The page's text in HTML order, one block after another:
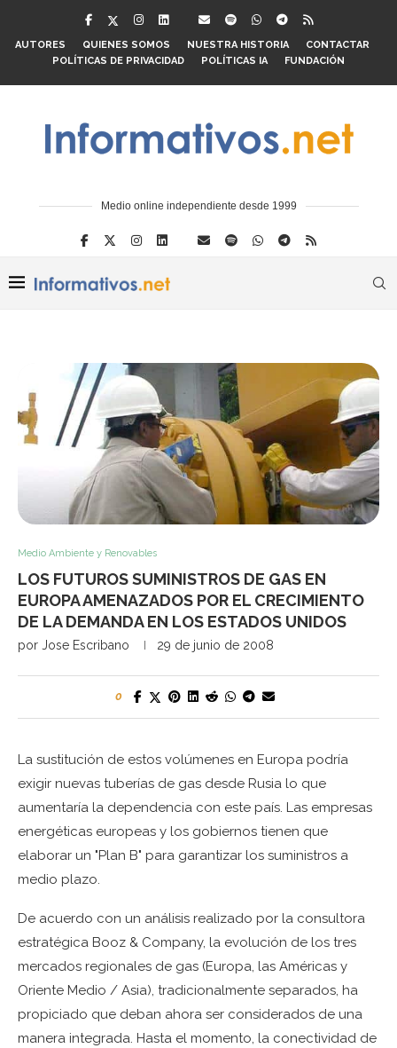
AUTORES QUIENES SOMOS NUESTRA HISTORIA
CONTACTAR
POLÍTICAS DE PRIVACIDAD
POLÍTICAS IA FUNDACIÓN
Medio online independiente desde 1999
Medio Ambiente y Renovables
LOS FUTUROS SUMINISTROS DE GAS EN
EUROPA AMENAZADOS POR EL CRECIMIENTO
DE LA DEMANDA EN LOS ESTADOS UNIDOS
por Jose Escribano 29 de junio de 2008
0
La sustitución de estos volúmenes en Europa podría
exigir nuevas tuberías de gas desde Rusia lo que
aumentaría la dependencia con este país. Las empresas
energéticas europeas y los gobiernos tienen que
elaborar un "Plan B" para garantizar los suministros a
medio plazo.
De acuerdo con un análisis realizado por la consultora
estratégica Booz & Company, la evolución de los tres
mercados regionales de gas (Europa, las Américas y
Oriente Medio / Asia), tradicionalmente separados, ha
propiciado que deban ahora ser considerados de una
manera integrada. Hasta el momento, la conectividad de